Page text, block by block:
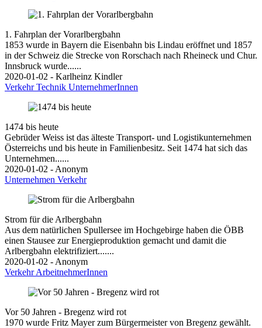
1. Fahrplan der Vorarlbergbahn
1853 wurde in Bayern die Eisenbahn bis Lindau eröffnet und 1857
in der Schweiz die Strecke von Rorschach nach Rheineck und Chur.
Innsbruck wurde......
2020-01-02 - Karlheinz Kindler
VerkehrTechnik UnternehmerInnen
1474 bis heute
Gebrüder Weiss ist das älteste Transport- und Logistikunternehmen
Österreichs und bis heute in Familienbesitz. Seit 1474 hat sich das
Unternehmen......
2020-01-02 - Anonym
Unternehmen Verkehr
Strom für die Arlbergbahn
Aus dem natürlichen Spullersee im Hochgebirge haben die ÖBB
einen Stausee zur Energieproduktion gemacht und damit die
Arlbergbahn elektrifiziert.......
2020-01-02 - Anonym
VerkehrArbeitnehmerInnen
Vor 50 Jahren - Bregenz wird rot
1970 wurde Fritz Mayer zum Bürgermeister von Bregenz gewählt.